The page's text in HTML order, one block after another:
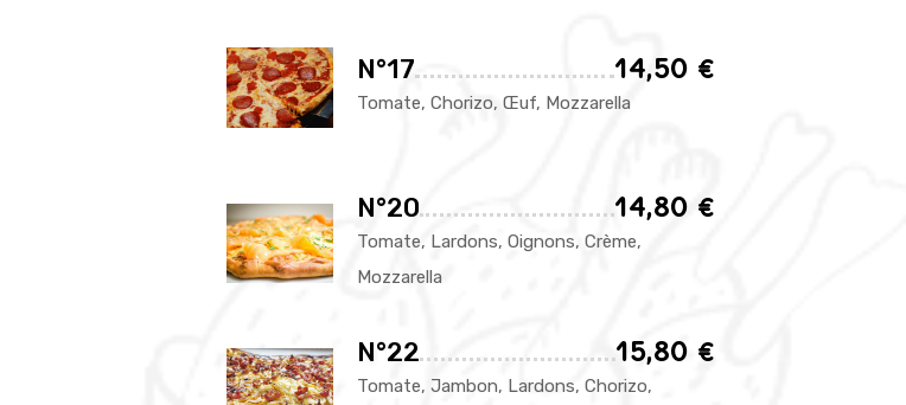
N°17 14,50 €
Tomate, Chorizo, Œuf, Mozzarella
N°20 14,80 €
Tomate, Lardons, Oignons, Crème,
Mozzarella
N°22 15,80 €
Tomate, Jambon, Lardons, Chorizo,